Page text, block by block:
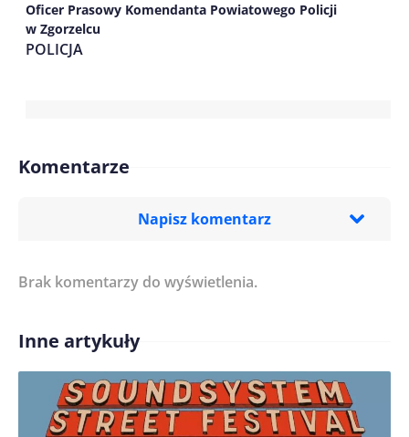
Oficer Prasowy Komendanta Powiatowego Policji
w Zgorzelcu
POLICJA
Komentarze
Napisz komentarz
Treść komentarza*
Imię/ Nick*
Brak komentarzy do wyświetlenia.
Inne artykuły